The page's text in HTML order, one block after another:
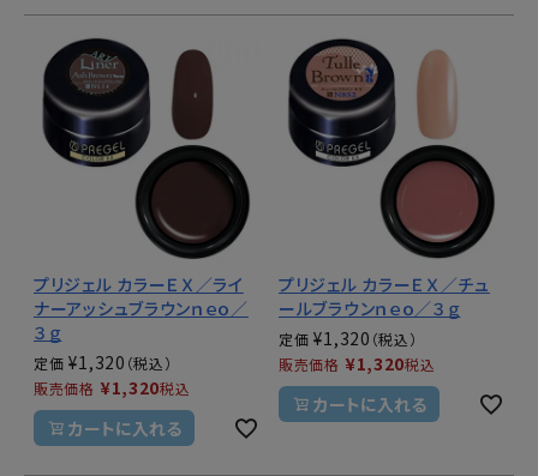
プリジェル カラーＥＸ／ライ
ナーアッシュブラウンｎｅｏ／
３ｇ
定価 ¥1,320
販売価格 ¥1,320税込
カートに入れる
プリジェル カラーＥＸ／チュ
ールブラウンｎｅｏ／３ｇ
定価 ¥1,320
販売価格 ¥1,320税込
カートに入れる